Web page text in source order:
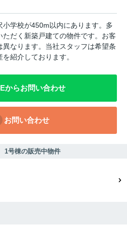
小学校が450m以内にあります。多
ただく新築戸建ての物件です。お客
なります。当社スタッフは希望条
紹介しております。
からお問い合わせ
お問い合わせ
号棟の販売中物件